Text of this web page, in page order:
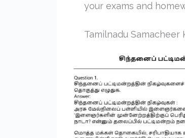
your exams and
Tamilnadu Samacheer